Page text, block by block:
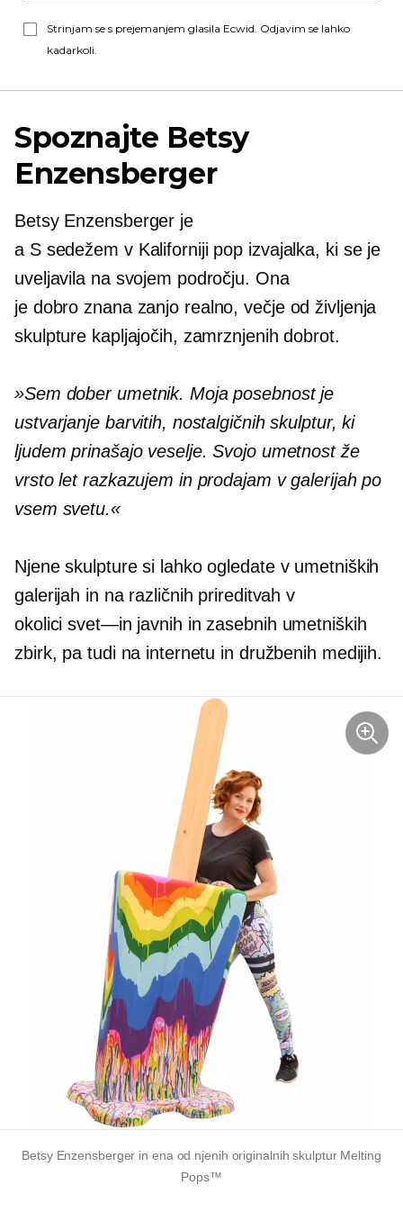
Strinjam se s prejemanjem glasila Ecwid. Odjavim se lahko
kadarkoli.
Spoznajte Betsy
Enzensberger
Betsy Enzensberger je
a S sedežem v Kalifornijipop izvajalka, ki se je
uveljavila na svojem področju. Ona
je dobro znanazanjo realno,večje od življenja
skulpture kapljajočih, zamrznjenih dobrot.
»Sem dober umetnik. Moja posebnost je
ustvarjanje barvitih, nostalgičnih skulptur, ki
ljudem prinašajo veselje. Svojo umetnost že
vrsto let razkazujem in prodajam v galerijah po
vsem svetu.«
Njene skulpture si lahko ogledate v umetniških
galerijah in na različnih prireditvah v
okolicisvet—in javnih in zasebnih umetniških
zbirk, pa tudi na internetu in družbenih medijih.
Betsy Enzensberger in ena od njenih originalnih skulptur Melting
Pops™